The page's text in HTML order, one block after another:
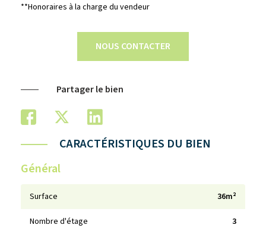
**Honoraires à la charge du vendeur
NOUS CONTACTER
Partager le bien
CARACTÉRISTIQUES DU BIEN
Général
Surface 36m²
Nombre d'étage 3